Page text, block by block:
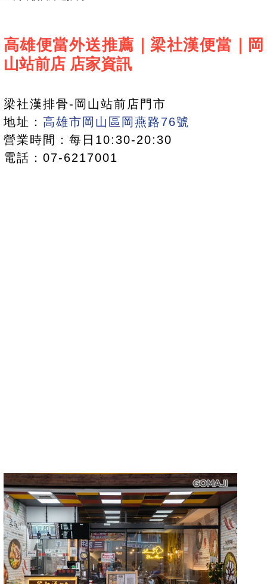
高雄便當外送推薦｜梁社漢便當｜岡
山站前店 店家資訊
梁社漢排骨-岡山站前店門市
地址： 高雄市岡山區岡燕路76號
營業時間：每日10:30-20:30
電話：07-6217001